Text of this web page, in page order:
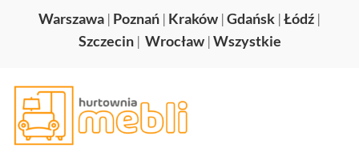
Warszawa | Poznań | Kraków |Gdańsk |Łódź |
Szczecin | Wrocław |Wszystkie